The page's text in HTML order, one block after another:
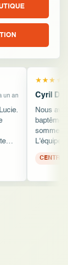
Modifié il y a 8
participé à un
famille et nous
notre expérience.
professionnels
aux besoins de
approche
et plaisante